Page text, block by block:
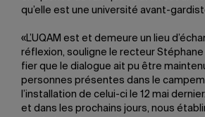
qu’elle est une université avant-
«L’UQAM est et demeure un lieu
réflexion, souligne le recteur Stéphane
fier que le dialogue ait pu être
personnes présentes dans le
l’installation de celui-ci le 12 mai
et dans les prochains jours, nous